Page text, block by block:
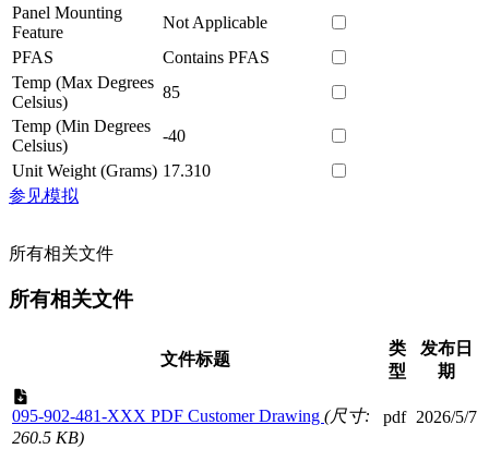
Panel Mounting
Feature
Not Applicable
PFAS
Contains PFAS
Temp (Max Degrees
Celsius)
85
Temp (Min Degrees
Celsius)
-40
Unit Weight (Grams) 17.310
参见模拟
所有相关文件
所有相关文件
文件标题
类
型
发布日
期
095-902-481-XXX PDF Customer Drawing (尺寸:
260.5 KB)
pdf 2026/5/7